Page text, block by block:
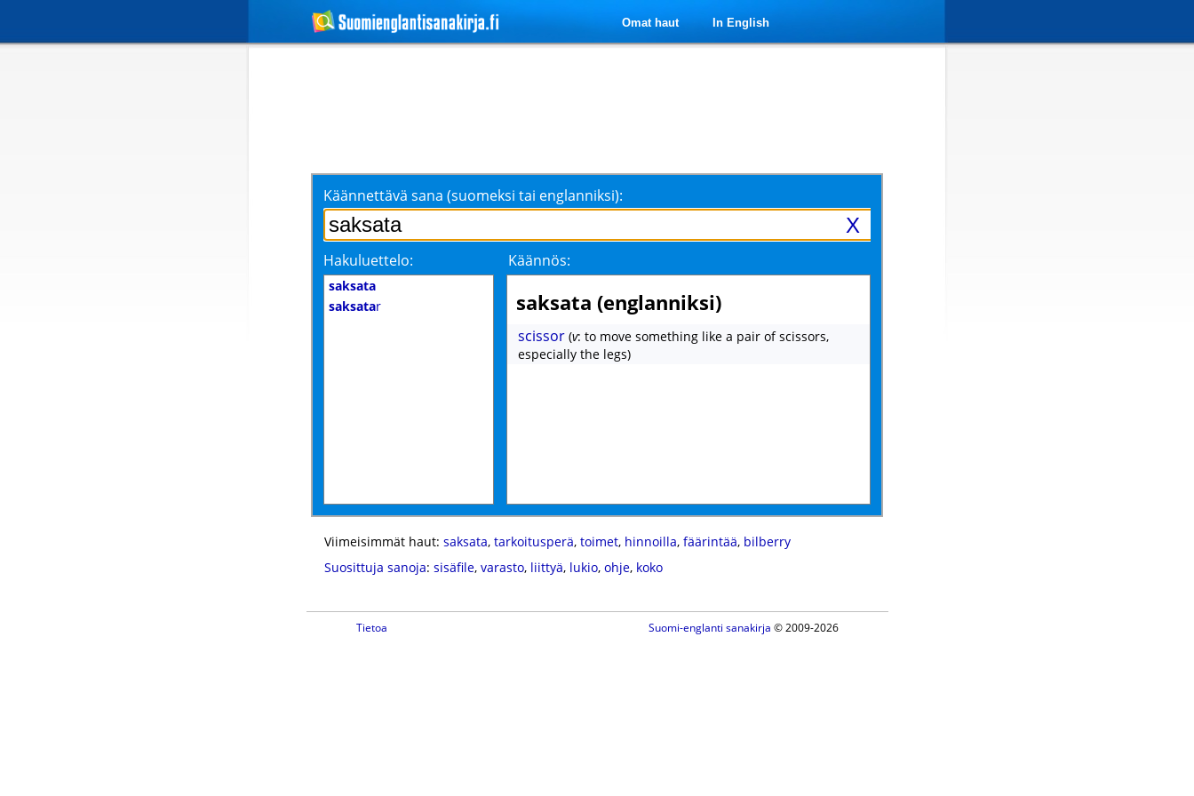
Omat haut In English
Käännettävä sana (suomeksi tai englanniksi):
X
Hakuluettelo: Käännös:
saksata
saksatar saksata (englanniksi)
scissor (v: to move something like a pair of scissors,
especially the legs)
Viimeisimmät haut: saksata, tarkoitusperä, toimet, hinnoilla, fäärintää, bilberry
Suosittuja sanoja: sisäfile, varasto, liittyä, lukio, ohje, koko
Tietoa Suomi-englanti sanakirja © 2009-2026